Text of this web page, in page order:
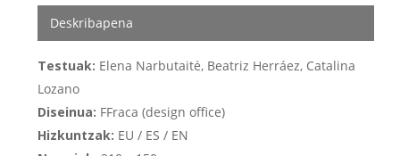
Deskribapena
Testuak: Elena Narbutaitė, Beatriz Herráez, Catalina
Lozano
Diseinua: FFraca (design office)
Hizkuntzak: EU / ES / EN